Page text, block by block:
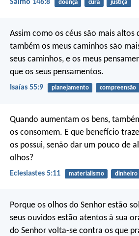
Salmo 146:8 doença cura justiça
Assim como os céus são mais altos
também os meus caminhos são
seus caminhos, e os meus
que os seus pensamentos.
Isaías 55:9 planejamento compreensão
Quando aumentam os bens,
os consomem. E que benefício
os possui, senão dar um pouco de
olhos?
Eclesiastes 5:11 materialismo dinheiro
Porque os olhos do Senhor estão
seus ouvidos estão atentos à sua
do Senhor volta-se contra os que